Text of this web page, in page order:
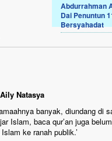
Abdurrahman
Dai Penuntun
Bersyahadat
Natasya
banyak, diundang di
Islam, baca qur’an juga
ke ranah publik.’
Lima Tahun
Pelosok ini
Nasib masjid di
mengenaskan.